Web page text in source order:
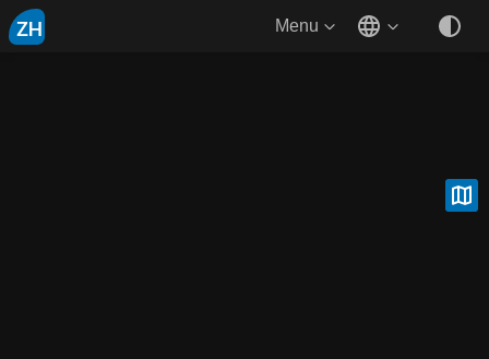
ZH Menu